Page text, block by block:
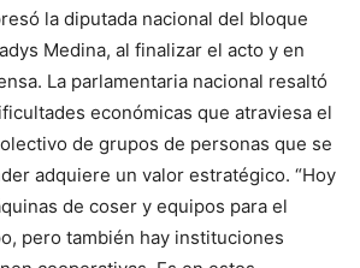
la diputada nacional del bloque
Medina, al finalizar el acto y en
La parlamentaria nacional resaltó
económicas que atraviesa el
de grupos de personas que se
adquiere un valor estratégico. “Hoy
de coser y equipos para el
pero también hay instituciones